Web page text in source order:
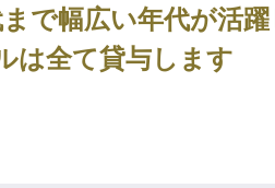
で幅広い年代が活
は全て貸与します